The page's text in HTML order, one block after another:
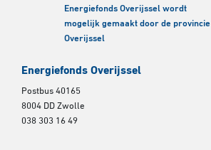
Energiefonds Overijssel wordt
mogelijk gemaakt door de provincie
Overijssel
Energiefonds Overijssel
Postbus 40165
8004 DD Zwolle
038 303 16 49